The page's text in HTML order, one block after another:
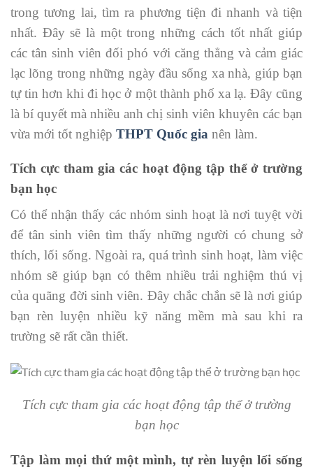
trong tương lai, tìm ra phương tiện đi nhanh và tiện
nhất. Đây sẽ là một trong những cách tốt nhất giúp
các tân sinh viên đối phó với căng thẳng và cảm giác
lạc lõng trong những ngày đầu sống xa nhà, giúp bạn
tự tin hơn khi đi học ở một thành phố xa lạ. Đây cũng
là bí quyết mà nhiều anh chị sinh viên khuyên các bạn
vừa mới tốt nghiệp THPT Quốc gia nên làm.
Tích cực tham gia các hoạt động tập thể ở trường
bạn học
Có thể nhận thấy các nhóm sinh hoạt là nơi tuyệt vời
để tân sinh viên tìm thấy những người có chung sở
thích, lối sống. Ngoài ra, quá trình sinh hoạt, làm việc
nhóm sẽ giúp bạn có thêm nhiều trải nghiệm thú vị
của quãng đời sinh viên. Đây chắc chắn sẽ là nơi giúp
bạn rèn luyện nhiều kỹ năng mềm mà sau khi ra
trường sẽ rất cần thiết.
Tích cực tham gia các hoạt động tập thể ở trường
bạn học
Tập làm mọi thứ một mình, tự rèn luyện lối sống